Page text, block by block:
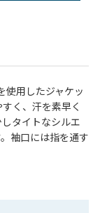
使用したジャケッ
く、汗を素早く
タイトなシルエ
袖口には指を通す